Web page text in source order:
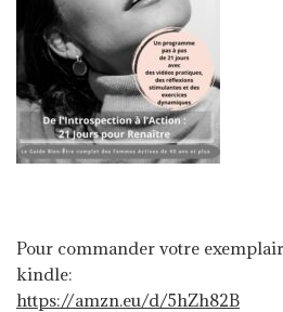
Pour commander votre
kindle:
https://amzn.eu/d/5hZh82B